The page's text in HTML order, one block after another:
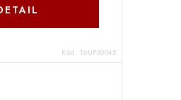
Kód: T6UPS0045